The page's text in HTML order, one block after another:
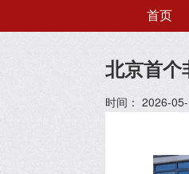
首页
北京首个
时间： 2026-